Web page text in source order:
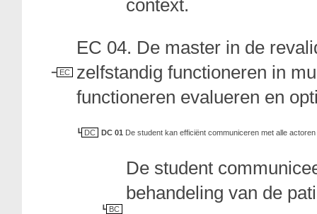
context.
EC
EC 04. De master in de
zelfstandig functioneren in
functioneren evalueren en
DC DC 01 De student kan efficiënt communiceren met alle
BC
De student
behandeling van de